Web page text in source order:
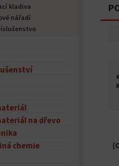
kladiva
nářadí
na dřevo
chemie